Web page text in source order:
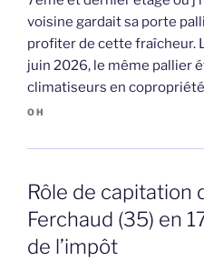
voisine gardait sa porte
profiter de cette fraîcheur.
juin 2026, le même pallier
climatiseurs en
OH
Rôle de capitation
Ferchaud (35) en
de l’impôt